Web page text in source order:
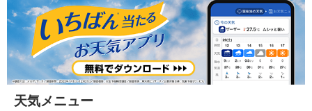
天気メニュー